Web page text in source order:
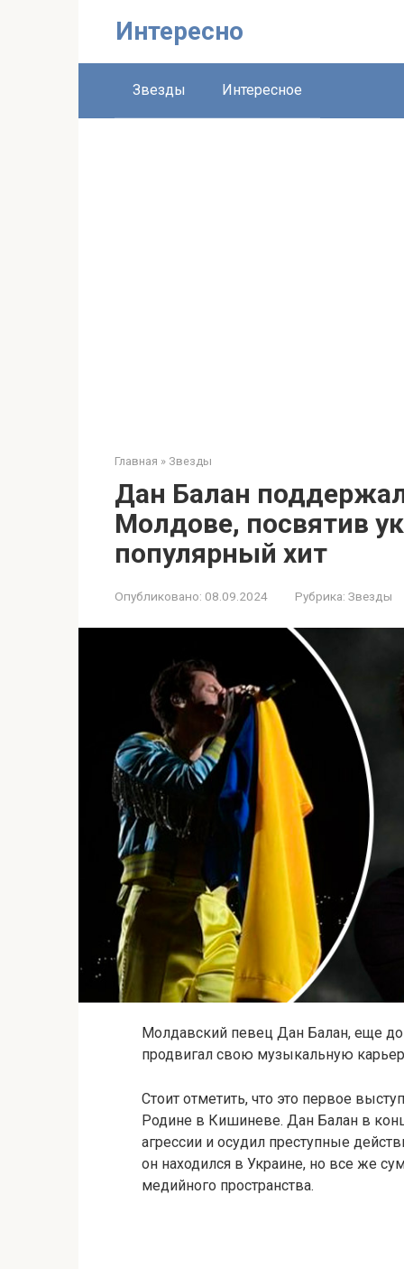
Интересно
Звезды Интересное
Главная » Звезды
Дан Балан
Молдове, посвятив
популярный хит
Опубликовано: 08.09.2024 Рубрика: Звезды
Молдавский певец Дан Балан, еще
продвигал свою музыкальную
Стоит отметить, что это первое
Родине в Кишиневе. Дан Балан в
агрессии и осудил преступные
он находился в Украине, но все же
медийного пространства.